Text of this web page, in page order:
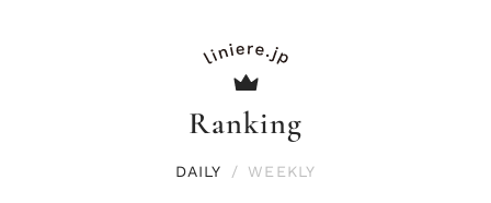
Ranking
DAILY / WEEKLY